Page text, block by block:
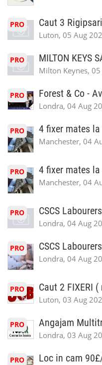
PRO Caut 3
Luton, 05 Aug
PRO MILTON KEYS
Milton Keynes,
PRO Forest & Co -
Londra, 04 Aug
PRO 4 fixer mates
Manchester, 04
PRO 4 fixer mates
Manchester, 04
PRO CSCS Labourers
Londra, 04 Aug
PRO CSCS
Londra, 04 Aug
PRO Caut 2 FIXERI
Luton, 03 Aug
PRO Angajam
Londra, 03 Aug
PRO Loc in cam